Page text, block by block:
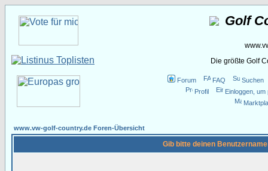
Golf
Die größte Golf
Forum FAQ
Suchen
Profil
Einloggen,
www.vw-golf-country.de Foren-Übersicht
Gib bitte deinen